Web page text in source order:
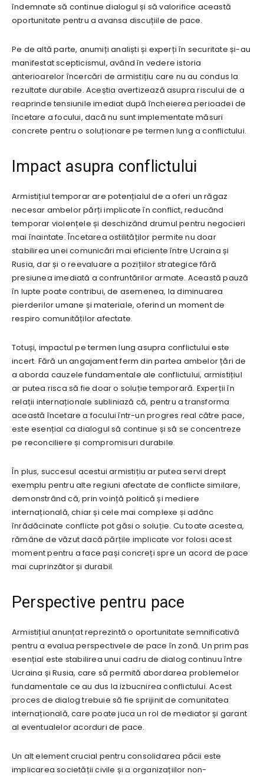
îndemnate să continue dialogul și să valorifice această
oportunitate pentru a avansa discuțiile de pace.
Pe de altă parte, anumiți analiști și experți în securitate și-au
manifestat scepticismul, având în vedere istoria
anterioarelor încercări de armistițiu care nu au condus la
rezultate durabile. Aceștia avertizează asupra riscului de a
reaprinde tensiunile imediat după încheierea perioadei de
încetare a focului, dacă nu sunt implementate măsuri
concrete pentru o soluționare pe termen lung a conflictului.
Impact asupra conflictului
Armistițiul temporar are potențialul de a oferi un răgaz
necesar ambelor părți implicate în conflict, reducând
temporar violențele și deschizând drumul pentru negocieri
mai înaintate. Încetarea ostilităților permite nu doar
stabilirea unei comunicări mai eficiente între Ucraina și
Rusia, dar și o reevaluare a pozițiilor strategice fără
presiunea imediată a confruntărilor armate. Această pauză
în lupte poate contribui, de asemenea, la diminuarea
pierderilor umane și materiale, oferind un moment de
respiro comunităților afectate.
Totuși, impactul pe termen lung asupra conflictului este
incert. Fără un angajament ferm din partea ambelor țări de
a aborda cauzele fundamentale ale conflictului, armistițiul
ar putea risca să fie doar o soluție temporară. Experții în
relații internaționale subliniază că, pentru a transforma
această încetare a focului într-un progres real către pace,
este esențial ca dialogul să continue și să se concentreze
pe reconciliere și compromisuri durabile.
În plus, succesul acestui armistițiu ar putea servi drept
exemplu pentru alte regiuni afectate de conflicte similare,
demonstrând că, prin voință politică și mediere
internațională, chiar și cele mai complexe și adânc
înrădăcinate conflicte pot găsi o soluție. Cu toate acestea,
rămâne de văzut dacă părțile implicate vor folosi acest
moment pentru a face pași concreți spre un acord de pace
mai cuprinzător și durabil.
Perspective pentru pace
Armistițiul anunțat reprezintă o oportunitate semnificativă
pentru a evalua perspectivele de pace în zonă. Un prim pas
esențial este stabilirea unui cadru de dialog continuu între
Ucraina și Rusia, care să permită abordarea problemelor
fundamentale ce au dus la izbucnirea conflictului. Acest
proces de dialog trebuie să fie sprijinit de comunitatea
internațională, care poate juca un rol de mediator și garant
al eventualelor acorduri de pace.
Un alt element crucial pentru consolidarea păcii este
implicarea societății civile și a organizațiilor non-